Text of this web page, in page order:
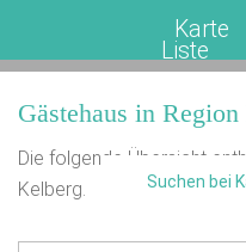
Karte
Liste
Gästehaus in
Die folgende Übersicht
Kelberg.
Suchen bei